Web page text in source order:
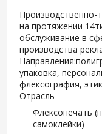
Производственно-
на протяжении
обслуживание в
производства
упаковка,
флексография,
Отрасль
Флексопечать
самоклейки)